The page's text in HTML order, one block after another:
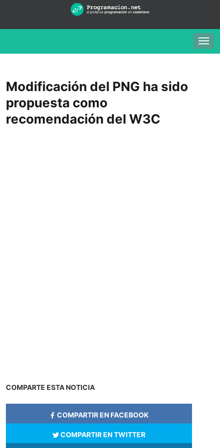
Modificación del PNG ha sido
propuesta como
recomendación del W3C
COMPARTE ESTA NOTICIA
COMPARTIR EN FACEBOOK
COMPARTIR EN TWITTER